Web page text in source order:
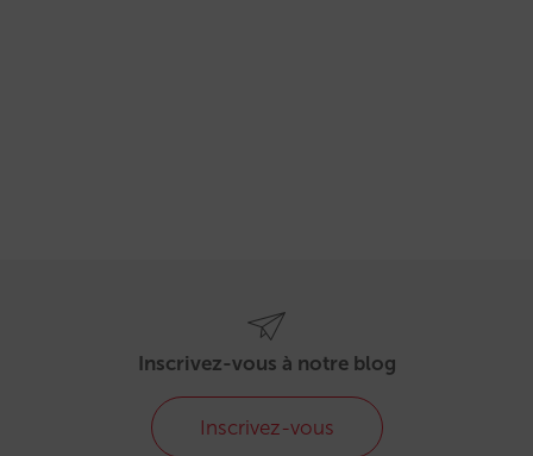
Inscrivez-vous à notre blog
Inscrivez-vous